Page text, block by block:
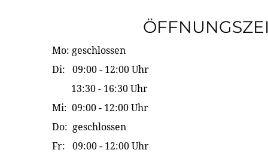
Mo: geschlossen
Di: 09:00 - 12:00 Uhr
13:30 - 16:30 Uhr
Mi: 09:00 - 12:00 Uhr
Do: geschlossen
Fr: 09:00 - 12:00 Uhr